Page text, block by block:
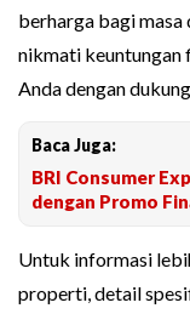
berharga bagi masa
nikmati keuntungan
Anda dengan
Baca Juga:
BRI Consumer
dengan Promo
Untuk informasi
properti, detail